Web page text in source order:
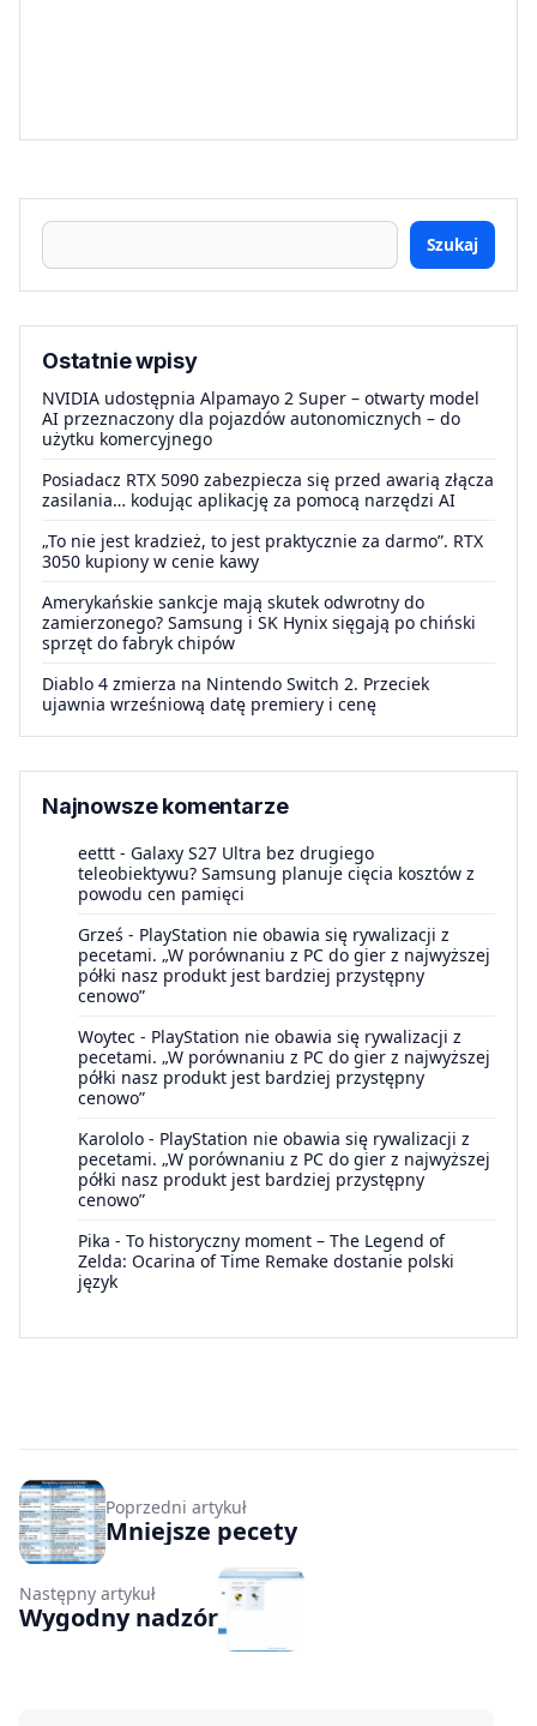
Szukaj
Ostatnie wpisy
NVIDIA udostępnia Alpamayo 2 Super – otwarty model
AI przeznaczony dla pojazdów autonomicznych – do
użytku komercyjnego
Posiadacz RTX 5090 zabezpiecza się przed awarią złącza
zasilania… kodując aplikację za pomocą narzędzi AI
„To nie jest kradzież, to jest praktycznie za darmo”. RTX
3050 kupiony w cenie kawy
Amerykańskie sankcje mają skutek odwrotny do
zamierzonego? Samsung i SK Hynix sięgają po chiński
sprzęt do fabryk chipów
Diablo 4 zmierza na Nintendo Switch 2. Przeciek
ujawnia wrześniową datę premiery i cenę
Najnowsze komentarze
eettt - Galaxy S27 Ultra bez drugiego
teleobiektywu? Samsung planuje cięcia kosztów z
powodu cen pamięci
Grześ - PlayStation nie obawia się rywalizacji z
pecetami. „W porównaniu z PC do gier z najwyższej
półki nasz produkt jest bardziej przystępny
cenowo”
Woytec - PlayStation nie obawia się rywalizacji z
pecetami. „W porównaniu z PC do gier z najwyższej
półki nasz produkt jest bardziej przystępny
cenowo”
Karololo - PlayStation nie obawia się rywalizacji z
pecetami. „W porównaniu z PC do gier z najwyższej
półki nasz produkt jest bardziej przystępny
cenowo”
Pika - To historyczny moment – The Legend of
Zelda: Ocarina of Time Remake dostanie polski
język
Poprzedni artykuł
Mniejsze pecety
Następny artykuł
Wygodny nadzór